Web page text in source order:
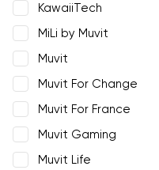
KawaiiTech
MiLi by Muvit
Muvit
Muvit For Change
Muvit For France
Muvit Gaming
Muvit Life